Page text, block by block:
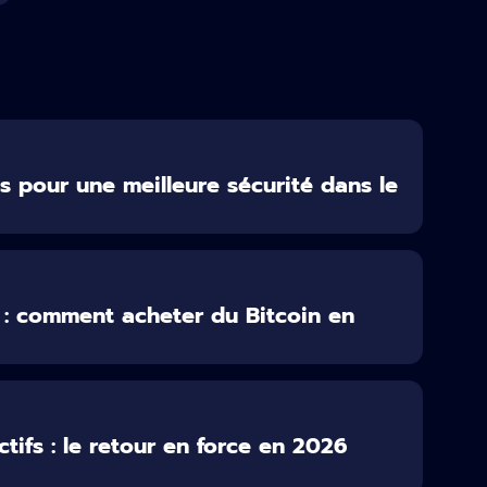
pour une meilleure sécurité dans le
comment acheter du Bitcoin en
: le retour en force en 2026